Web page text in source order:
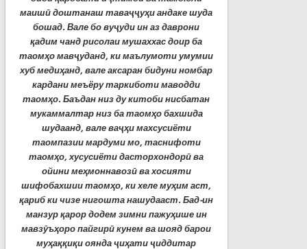
маишӣ доштанаш таваҷҷуҳи андаке шуда
бошад. Вале бо вуҷуди ин аз даврони
қадим чанд рисолаи мушаххас доир ба
таомҳо мавҷуданд,ки маълумоти умумии
хуб медиҳанд,вале аксаран бидуни номбар
кардани меъёру таркиботи маводди
таомҳо. Баъдан низ ду китоби нисбатан
мукаммалтар низ ба таомҳобахшида
шудаанд, вале ваҷҳимахсусиёти
таомпазии мардуми мо, таснифоти
таомҳо,хусусиёти дасторхондорӣ ва
ойини меҳмоннавозӣва хосияти
шифобахшии таомҳо,ки хеле муҳим аст,
қарибки чизе нигошта нашудааст. Бад-ин
манзур қарордодем зимни пажуҳишеин
мавзӯъҳоро пайгирӣ кунем ва шояд барои
муҳаққиқи ояндаҷиҳати ҷиддитар